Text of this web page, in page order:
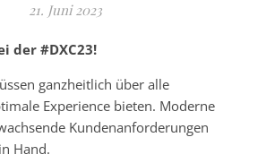
21. Juni 2023
der #DXC23!
ganzheitlich über alle
Experience bieten. Moderne
Kundenanforderungen
Hand.